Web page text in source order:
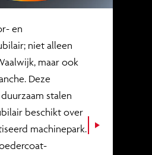
en
niet alleen
maar ook
Deze
stalen
beschikt over
machinepark.